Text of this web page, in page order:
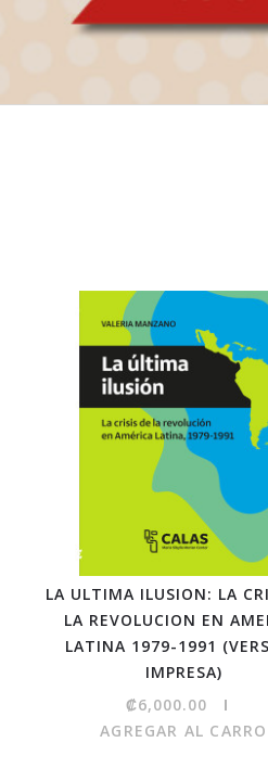
LA ULTIMA ILUSION: LA
LA REVOLUCION EN
LATINA 1979-1991
IMPRESA)
₡6,000.00
AGREGAR AL CARRO